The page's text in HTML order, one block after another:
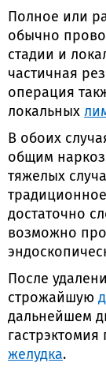
Полное или
обычно
стадии и
частичная
операция
локальных
В обоих
общим
тяжелых
достаточно
возможно
После
строжайшую
дальнейшем
желудка.